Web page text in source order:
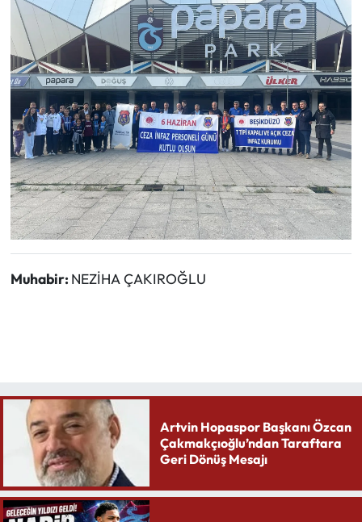
Muhabir: NEZİHA ÇAKIROĞLU
Artvin Hopaspor Başkanı Özcan
Çakmakçıoğlu’ndan Taraftara
Geri Dönüş Mesajı